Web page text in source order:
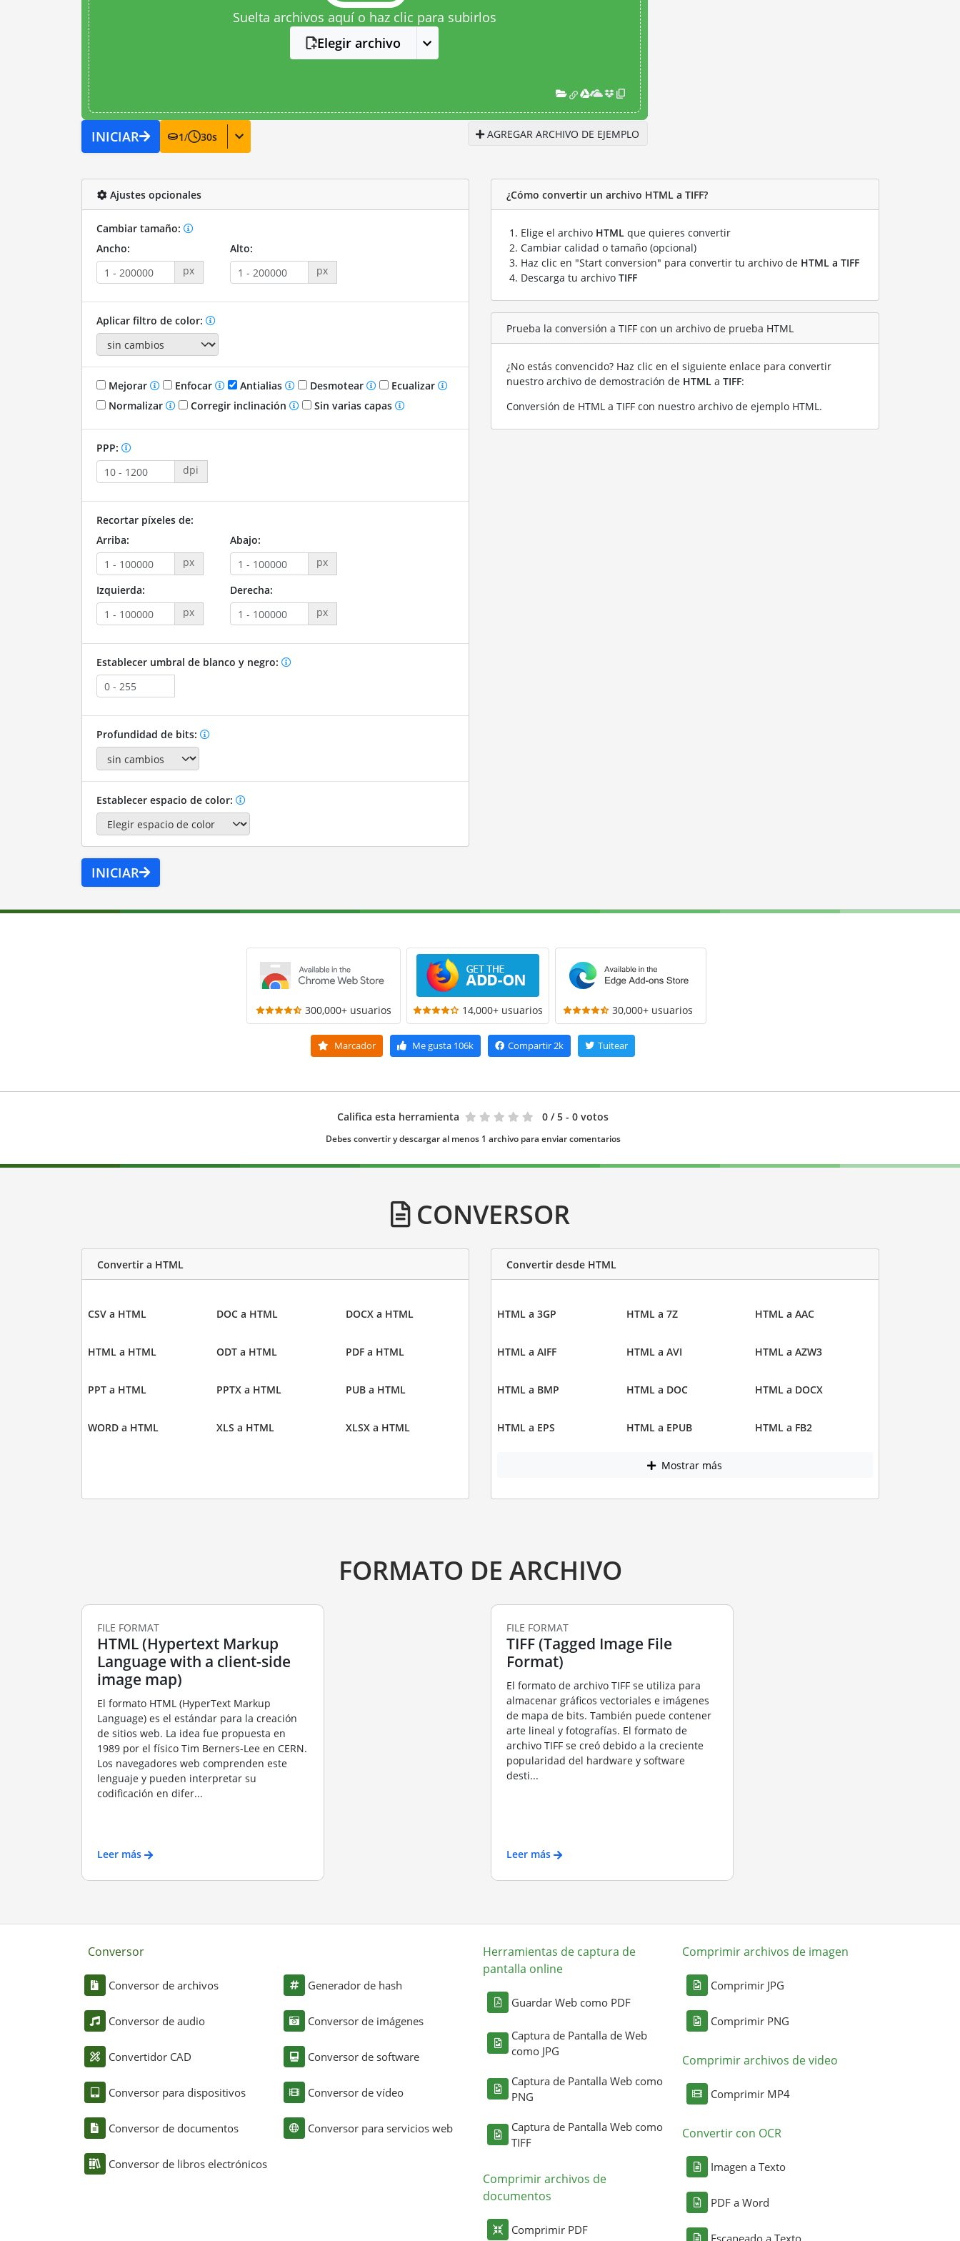
Suelta archivos aquí o haz clic para subirlos
Elegir archivo
INICIAR 1/ 30s AGREGAR ARCHIVO DE EJEMPLO
Ajustes opcionales
Cambiar tamaño:
Ancho:
px
Alto:
px
Aplicar filtro de color:
Mejorar Enfocar Antialias Desmotear
Ecualizar
Normalizar
Corregir inclinación Sin varias capas
PPP:
dpi
Recortar píxeles de:
Arriba:
px
Abajo:
px
Izquierda:
px
Derecha:
px
Establecer umbral de blanco y negro:
Profundidad de bits:
Establecer espacio de color:
INICIAR
¿Cómo convertir un archivo HTML a TIFF?
Elige el archivo HTML que quieres convertir
Cambiar calidad o tamaño (opcional)
Haz clic en "Start conversion" para convertir tu archivo de HTML a TIFF
Descarga tu archivo TIFF
Prueba la conversión a TIFF con un archivo de prueba HTML
¿No estás convencido? Haz clic en el siguiente enlace para convertir
nuestro archivo de demostración de HTML a TIFF:
Conversión de HTML a TIFF con nuestro archivo de ejemplo HTML.
300,000+ usuarios 14,000+ usuarios 30,000+ usuarios
Marcador Me gusta 106k Compartir2k Tuitear
Califica esta herramienta 0 / 5 - 0 votos
Debes convertir y descargar al menos 1 archivo para enviar comentarios
CONVERSOR
Convertir a HTML
CSV a HTML DOC a HTML DOCX a HTML
HTML a HTML ODT a HTML PDF a HTML
PPT a HTML PPTX a HTML PUB a HTML
WORD a HTML XLS a HTML XLSX a HTML
Convertir desde HTML
HTML a 3GP HTML a 7Z HTML a AAC
HTML a AIFF HTML a AVI HTML a AZW3
HTML a BMP HTML a DOC HTML a DOCX
HTML a EPS HTML a EPUB HTML a FB2
Mostrar más
FORMATO DE ARCHIVO
FILE FORMAT
HTML (Hypertext Markup
Language with a client-side
image map)
El formato HTML (HyperText Markup
Language) es el estándar para la creación
de sitios web. La idea fue propuesta en
1989 por el físico Tim Berners-Lee en CERN.
Los navegadores web comprenden este
lenguaje y pueden interpretar su
codificación en difer...
Leer más
FILE FORMAT
TIFF (Tagged Image File
Format)
El formato de archivo TIFF se utiliza para
almacenar gráficos vectoriales e imágenes
de mapa de bits. También puede contener
arte lineal y fotografías. El formato de
archivo TIFF se creó debido a la creciente
popularidad del hardware y software
desti...
Leer más
Conversor
Conversor de archivos
Conversor de audio
Convertidor CAD
Conversor para dispositivos
Conversor de documentos
Conversor de libros electrónicos
Generador de hash
Conversor de imágenes
Conversor de software
Conversor de vídeo
Conversor para servicios web
Herramientas de captura de
pantalla online
Guardar Web como PDF
Captura de Pantalla de Web
como JPG
Captura de Pantalla Web como
PNG
Captura de Pantalla Web como
TIFF
Comprimir archivos de
documentos
Comprimir PDF
Comprimir archivos de imagen
Comprimir JPG
Comprimir PNG
Comprimir archivos de video
Comprimir MP4
Convertir con OCR
Imagen a Texto
PDF a Word